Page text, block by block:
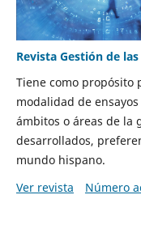
Revista Gestión de
Tiene como propósito
modalidad de
ámbitos o áreas de la
desarrollados,
mundo hispano.
Ver revista
Número